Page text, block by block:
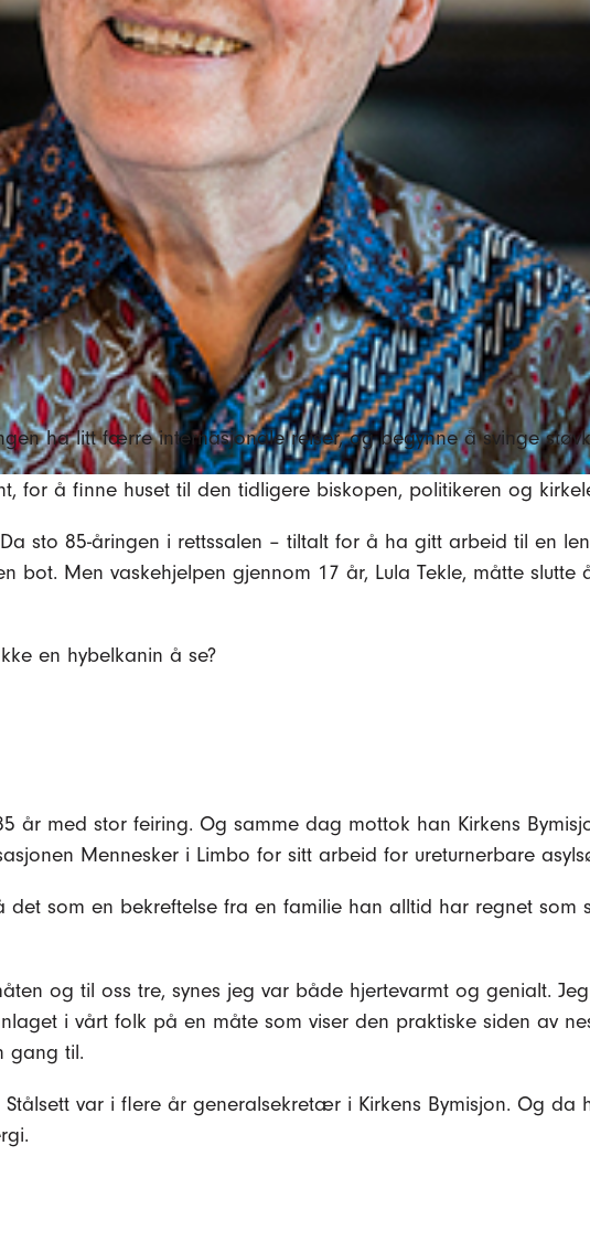
ha litt færre internasjonale reiser, og begynne å svinge
for å finne huset til den tidligere biskopen, politikeren og
sto 85-åringen i rettssalen – tiltalt for å ha gitt arbeid til en
bot. Men vaskehjelpen gjennom 17 år, Lula Tekle, måtte
en hybelkanin å se?
år med stor feiring. Og samme dag mottok han Kirkens
Mennesker i Limbo for sitt arbeid for ureturnerbare
som en bekreftelse fra en familie han alltid har regnet som
og til oss tre, synes jeg var både hjertevarmt og genialt.
i vårt folk på en måte som viser den praktiske siden av
gang til.
var i flere år generalsekretær i Kirkens Bymisjon. Og da